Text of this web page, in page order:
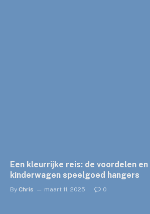
Een kleurrijke reis: de voordelen en
kinderwagen speelgoed hangers
By Chris maart 11, 2025 0